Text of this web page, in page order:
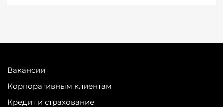
Вакансии
Корпоративным клиентам
Кредит и страхование